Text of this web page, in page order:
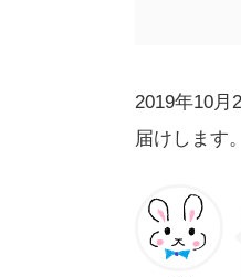
2019年10月
届けします。